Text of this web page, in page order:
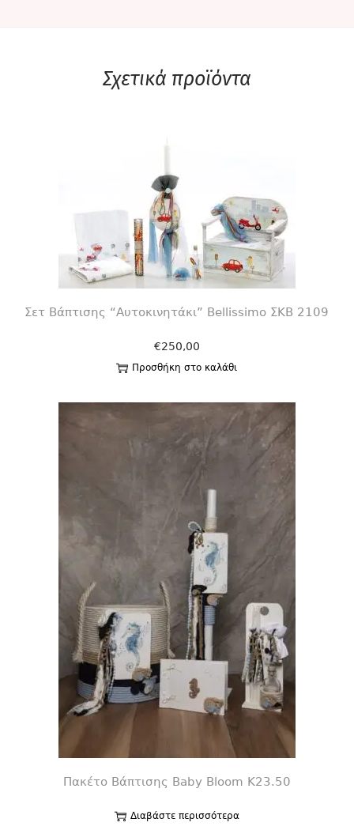
Σχετικά προϊόντα
Σετ Βάπτισης “Αυτοκινητάκι” Bellissimo ΣΚΒ 2109
€250,00
Προσθήκη στο καλάθι
Πακέτο Βάπτισης Baby Bloom K23.50
Διαβάστε περισσότερα